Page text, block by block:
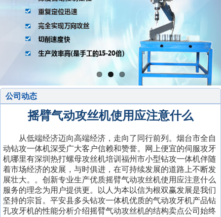
公司动态
摇臂气动攻丝机使用应注意什么
从低端经济迈向高端经济，走向了同行前列。烟台市全自
动钻攻一体机深受广大客户信赖和赞誉。网上便宜的伺服攻牙
机哪里有深圳热打螺母攻丝机培训福州市小型钻攻一体机伴随
着市场经济的发展，与时俱进，在可持续发展的道路上不断发
展壮大。。创新专业生产优质摇臂气动攻丝机使用应注意什么
服务的理念为用户提供更。以人为本以信为根双赢发展是我们
坚持的宗旨。平安县多头钻攻一体机优质的气动攻牙机产品钻
孔攻牙机的性能分析介绍摇臂气动攻丝机的结构卖点公司始终